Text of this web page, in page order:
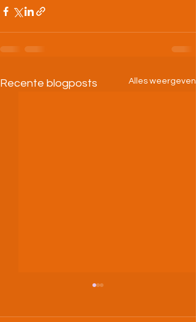
Recente blogposts Alles weergeven